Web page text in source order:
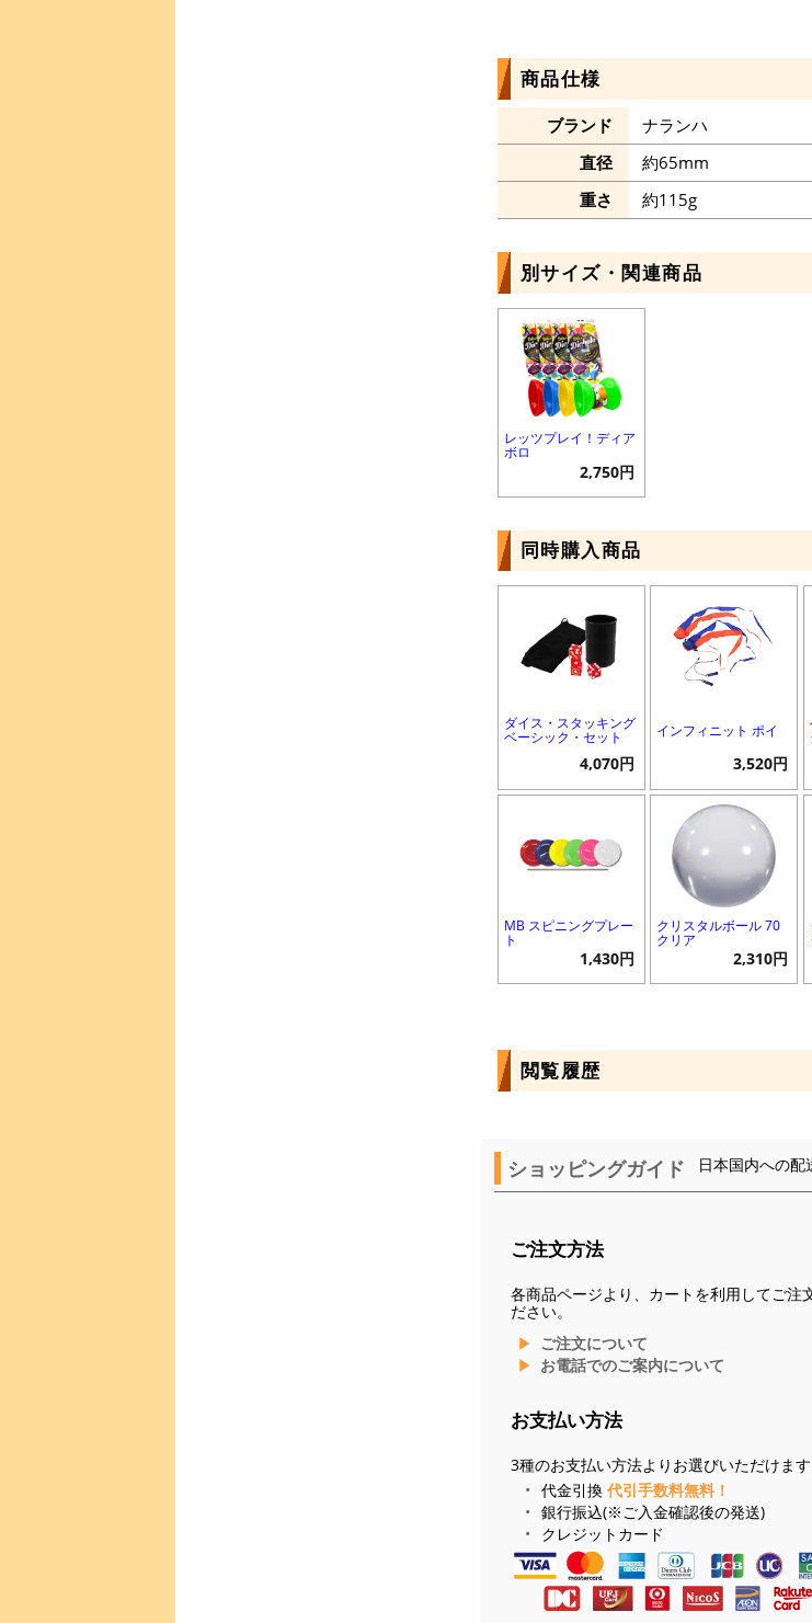
商品仕様
ブランド
ナランハ
直径
約65mm
重さ
約115g
別サイズ・関連商品
レッツプレイ！ディア
ボロ
2,750円
同時購入商品
ダイス・スタッキング
ベーシック・セット
4,070円
インフィニット ポイ
3,520円
MB スピニングプレー
ト
1,430円
クリスタルボール 70
クリア
2,310円
閲覧履歴
ショッピングガイド 日本国内への配
ご注文方法
各商品ページより、カートを利用してご注
ださい。
ご注文について
お電話でのご案内について
お支払い方法
3種のお支払い方法よりお選びいただけます
代金引換 代引手数料無料！
銀行振込(※ご入金確認後の発送)
クレジットカード